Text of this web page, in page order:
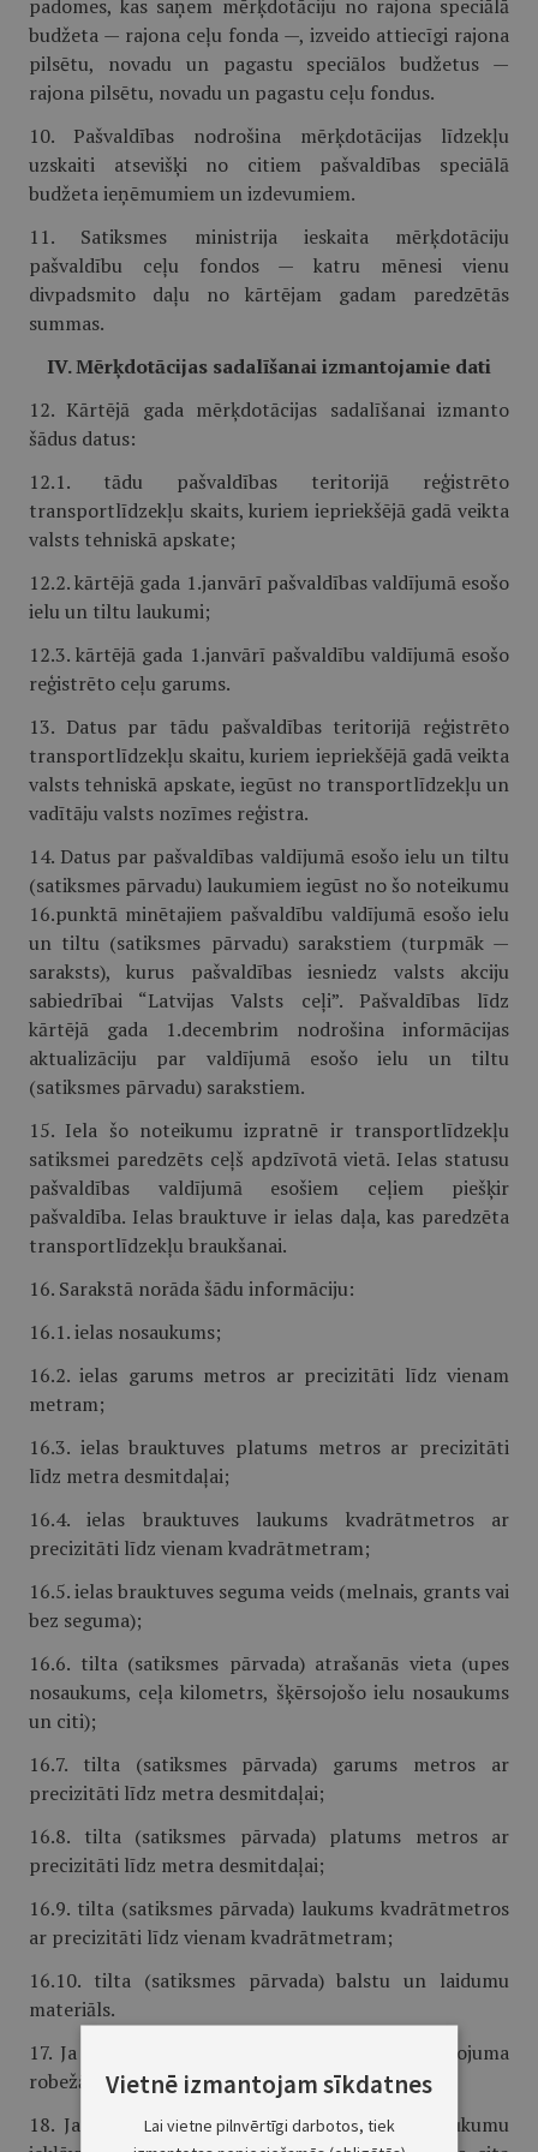
padomes, kas saņem mērķdotāciju no rajona speciālā
budžeta — rajona ceļu fonda —, izveido attiecīgi rajona
pilsētu, novadu un pagastu speciālos budžetus —
rajona pilsētu, novadu un pagastu ceļu fondus.
10. Pašvaldības nodrošina mērķdotācijas līdzekļu
uzskaiti atsevišķi no citiem pašvaldības speciālā
budžeta ieņēmumiem un izdevumiem.
11. Satiksmes ministrija ieskaita mērķdotāciju
pašvaldību ceļu fondos — katru mēnesi vienu
divpadsmito daļu no kārtējam gadam paredzētās
summas.
IV. Mērķdotācijas sadalīšanai izmantojamie dati
12. Kārtējā gada mērķdotācijas sadalīšanai izmanto
šādus datus:
12.1. tādu pašvaldības teritorijā reģistrēto
transportlīdzekļu skaits, kuriem iepriekšējā gadā veikta
valsts tehniskā apskate;
12.2. kārtējā gada 1.janvārī pašvaldības valdījumā esošo
ielu un tiltu laukumi;
12.3. kārtējā gada 1.janvārī pašvaldību valdījumā esošo
reģistrēto ceļu garums.
13. Datus par tādu pašvaldības teritorijā reģistrēto
transportlīdzekļu skaitu, kuriem iepriekšējā gadā veikta
valsts tehniskā apskate, iegūst no transportlīdzekļu un
vadītāju valsts nozīmes reģistra.
14. Datus par pašvaldības valdījumā esošo ielu un tiltu
(satiksmes pārvadu) laukumiem iegūst no šo noteikumu
16.punktā minētajiem pašvaldību valdījumā esošo ielu
un tiltu (satiksmes pārvadu) sarakstiem (turpmāk —
saraksts), kurus pašvaldības iesniedz valsts akciju
sabiedrībai “Latvijas Valsts ceļi”. Pašvaldības līdz
kārtējā gada 1.decembrim nodrošina informācijas
aktualizāciju par valdījumā esošo ielu un tiltu
(satiksmes pārvadu) sarakstiem.
15. Iela šo noteikumu izpratnē ir transportlīdzekļu
satiksmei paredzēts ceļš apdzīvotā vietā. Ielas statusu
pašvaldības valdījumā esošiem ceļiem piešķir
pašvaldība. Ielas brauktuve ir ielas daļa, kas paredzēta
transportlīdzekļu braukšanai.
16. Sarakstā norāda šādu informāciju:
16.1. ielas nosaukums;
16.2. ielas garums metros ar precizitāti līdz vienam
metram;
16.3. ielas brauktuves platums metros ar precizitāti
līdz metra desmitdaļai;
16.4. ielas brauktuves laukums kvadrātmetros ar
precizitāti līdz vienam kvadrātmetram;
16.5. ielas brauktuves seguma veids (melnais, grants vai
bez seguma);
16.6. tilta (satiksmes pārvada) atrašanās vieta (upes
nosaukums, ceļa kilometrs, šķērsojošo ielu nosaukums
un citi);
16.7. tilta (satiksmes pārvada) garums metros ar
precizitāti līdz metra des­mitdaļai;
16.8. tilta (satiksmes pārvada) platums metros ar
precizitāti līdz metra des­mitdaļai;
16.9. tilta (satiksmes pārvada) laukums kvadrātmetros
ar precizitāti līdz vienam kvadrātmetram;
16.10. tilta (satiksmes pārvada) balstu un laidumu
materiāls.
17. Ja ielas krustojas, brauktuves laukumu krustojuma
robežās pieskaita tikai vienai no ielām.
18. Ja ielas iekļaujas viena otrā, brauktuves laukumu
Vietnē izmantojam sīkdatnes
Lai vietne pilnvērtīgi darbotos, tiek